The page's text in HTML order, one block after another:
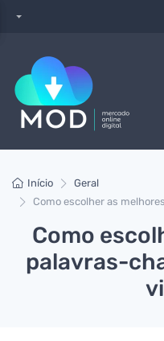
Início
Geral
Como escolher as
Como
palavras-